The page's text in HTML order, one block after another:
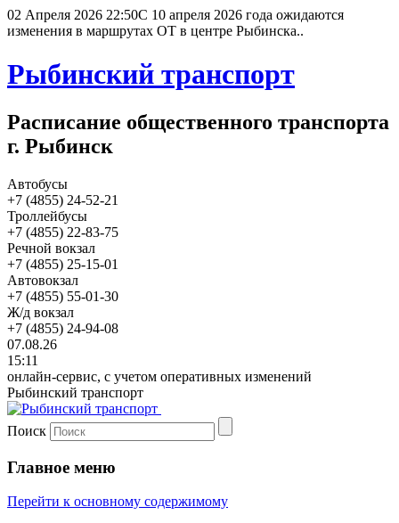
02 Апреля 2026 22:50С 10 апреля 2026 года ожидаются
изменения в маршрутах ОТ в центре Рыбинска..
Рыбинский транспорт
Расписание общественного транспорта
г. Рыбинск
Автобусы
+7 (4855) 24-52-21
Троллейбусы
+7 (4855) 22-83-75
Речной вокзал
+7 (4855) 25-15-01
Автовокзал
+7 (4855) 55-01-30
Ж/д вокзал
+7 (4855) 24-94-08
07.08.26
15:11
онлайн-сервис, с учетом оперативных изменений
Рыбинский транспорт
Поиск
Главное меню
Перейти к основному содержимому